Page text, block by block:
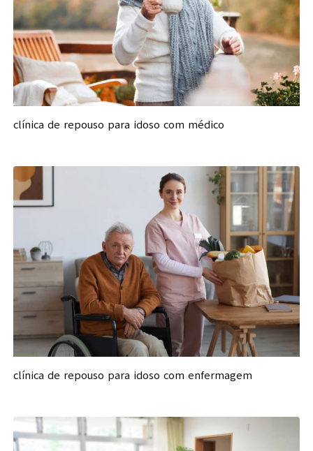
clínica de repouso para idoso com médico
clínica de repouso para idoso com enfermagem